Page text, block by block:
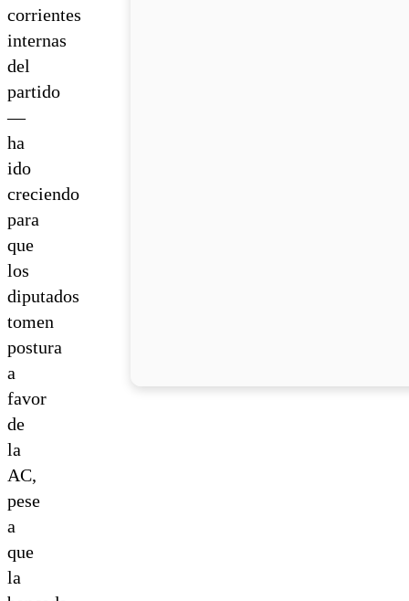
corrientes
internas
del
partido
—
ha
ido
creciendo
para
que
los
diputados
tomen
postura
a
favor
de
la
AC,
pese
a
que
la